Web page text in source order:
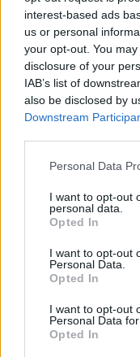
interest-based ads
us or personal
your opt-out. You
disclosure of your
IAB’s list of
also be disclosed by
Downstream
Personal Data
I want to opt-out
personal data.
Opted In
I want to opt-out
Personal Data.
Opted In
I want to opt-out
Personal Data
Opted In